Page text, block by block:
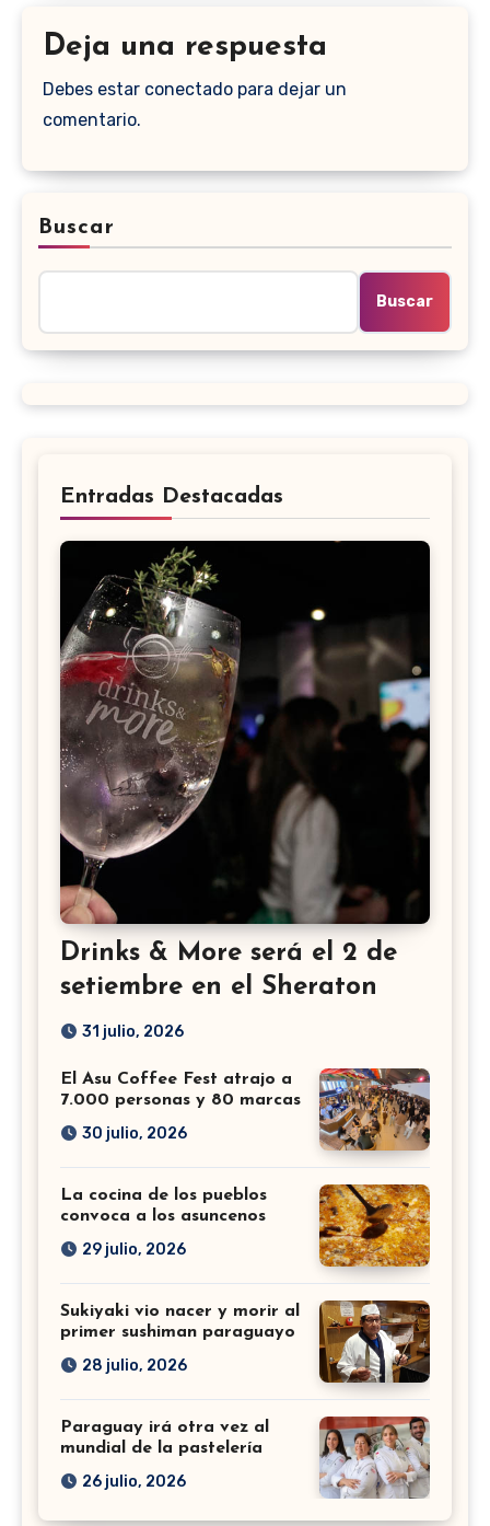
Deja una respuesta
Debes estar conectado para dejar un
comentario.
Buscar
Buscar
Entradas Destacadas
Drinks & More será el 2 de
setiembre en el Sheraton
31 julio, 2026
El Asu Coffee Fest atrajo a
7.000 personas y 80 marcas
30 julio, 2026
La cocina de los pueblos
convoca a los asuncenos
29 julio, 2026
Sukiyaki vio nacer y morir al
primer sushiman paraguayo
28 julio, 2026
Paraguay irá otra vez al
mundial de la pastelería
26 julio, 2026